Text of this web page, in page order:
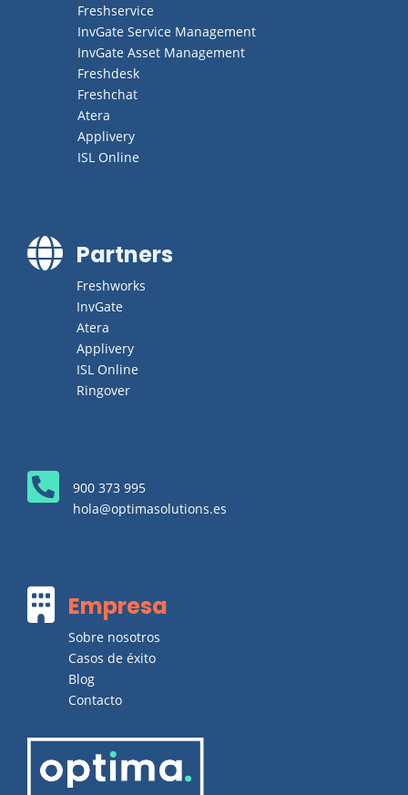
Freshservice
InvGate Service Management
InvGate Asset Management
Freshdesk
Freshchat
Atera
Applivery
ISL Online
 Partners
Freshworks
InvGate
Atera
Applivery
ISL Online
Ringover

900 373 995
hola@optimasolutions.es
 Empresa
Sobre nosotros
Casos de éxito
Blog
Contacto